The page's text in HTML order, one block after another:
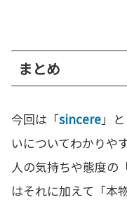
まとめ
今回は「sincere」
いについてわかりや
人の気持ちや態度の
はそれに加えて「本